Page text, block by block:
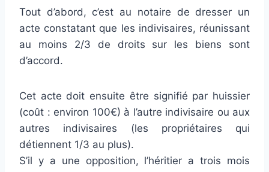
Tout d’abord, c’est au notaire de dresser un
acte constatant que les indivisaires, réunissant
au moins 2/3 de droits sur les biens sont
d’accord.
Cet acte doit ensuite être signifié par huissier
(coût : environ 100€) à l’autre indivisaire ou aux
autres indivisaires (les propriétaires qui
détiennent 1/3 au plus).
S’il y a une opposition, l’héritier a trois mois